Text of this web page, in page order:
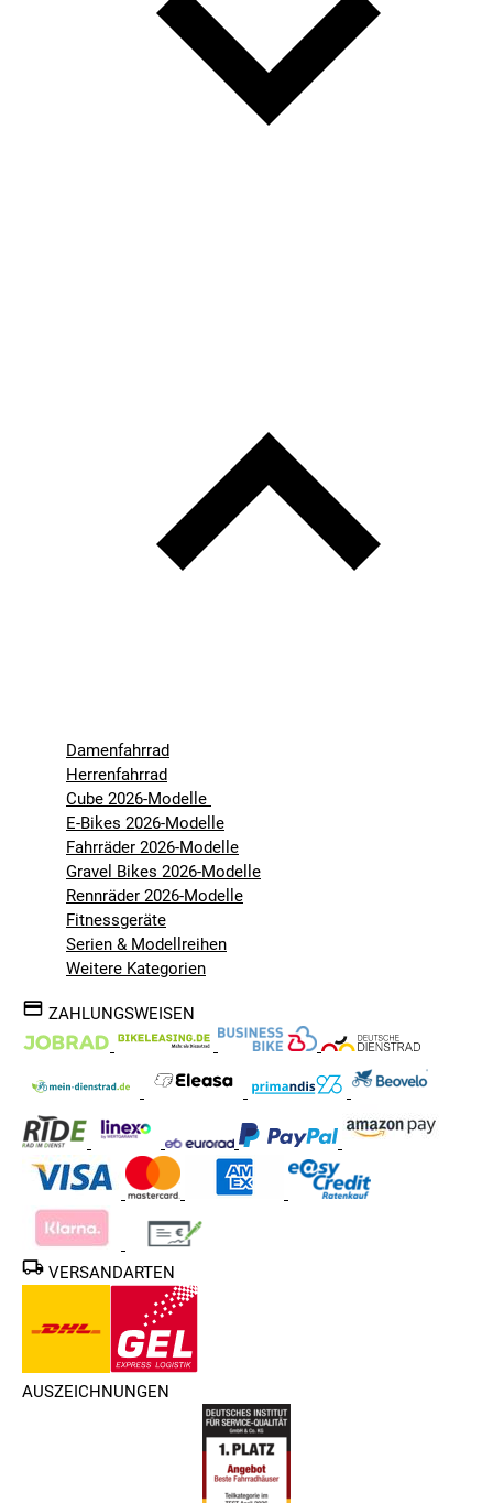
Damenfahrrad
Herrenfahrrad
Cube 2026-Modelle
E-Bikes 2026-Modelle
Fahrräder 2026-Modelle
Gravel Bikes 2026-Modelle
Rennräder 2026-Modelle
Fitnessgeräte
Serien & Modellreihen
Weitere Kategorien
ZAHLUNGSWEISEN
VERSANDARTEN
AUSZEICHNUNGEN